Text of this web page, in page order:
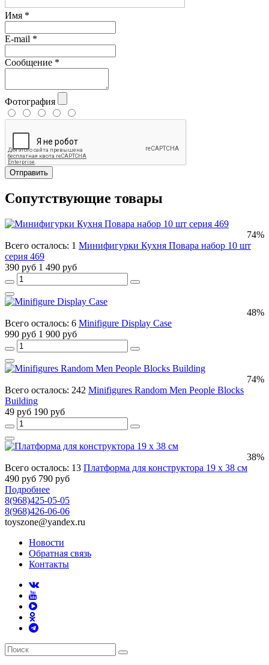
Имя *
E-mail *
Сообщение *
Фотография
Отправить
Сопутствующие товары
74%
Всего осталось: 1 Минифигурки Кухня Повара набор 10 шт
серия 469
390 руб 1 490 руб
48%
Всего осталось: 6 Minifigure Display Case
990 руб 1 900 руб
74%
Всего осталось: 242 Minifigures Random Men People Blocks
Building
49 руб 190 руб
38%
Всего осталось: 13 Платформа для конструктора 19 x 38 см
490 руб 790 руб
Подробнее
8(968)425-05-05
8(968)426-06-06
toyszone@yandex.ru
Новости
Обратная связь
Контакты